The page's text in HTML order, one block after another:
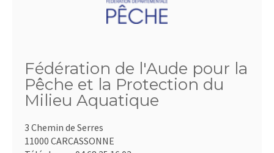
Fédération de l'Aude pour la
Pêche et la Protection du
Milieu Aquatique
3 Chemin de Serres
11000 CARCASSONNE